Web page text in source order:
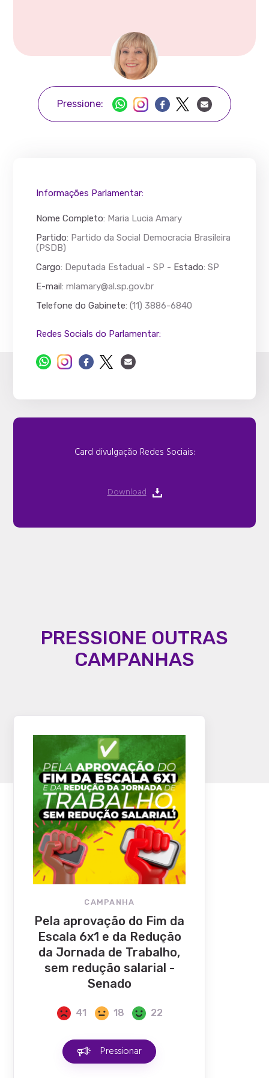
Pressione:
Informações Parlamentar:
Nome Completo: Maria Lucia Amary
Partido: Partido da Social Democracia Brasileira
(PSDB)
Cargo: Deputada Estadual - SP - Estado: SP
E-mail:mlamary@al.sp.gov.br
Telefone do Gabinete: (11) 3886-6840
Redes Socials do Parlamentar:
Card divulgação Redes Sociais:
Download
PRESSIONE OUTRAS
CAMPANHAS
CAMPANHA
Pela aprovação do Fim da
Escala 6x1 e da Redução
da Jornada de Trabalho,
sem redução salarial -
Senado
41 18 22
Pressionar